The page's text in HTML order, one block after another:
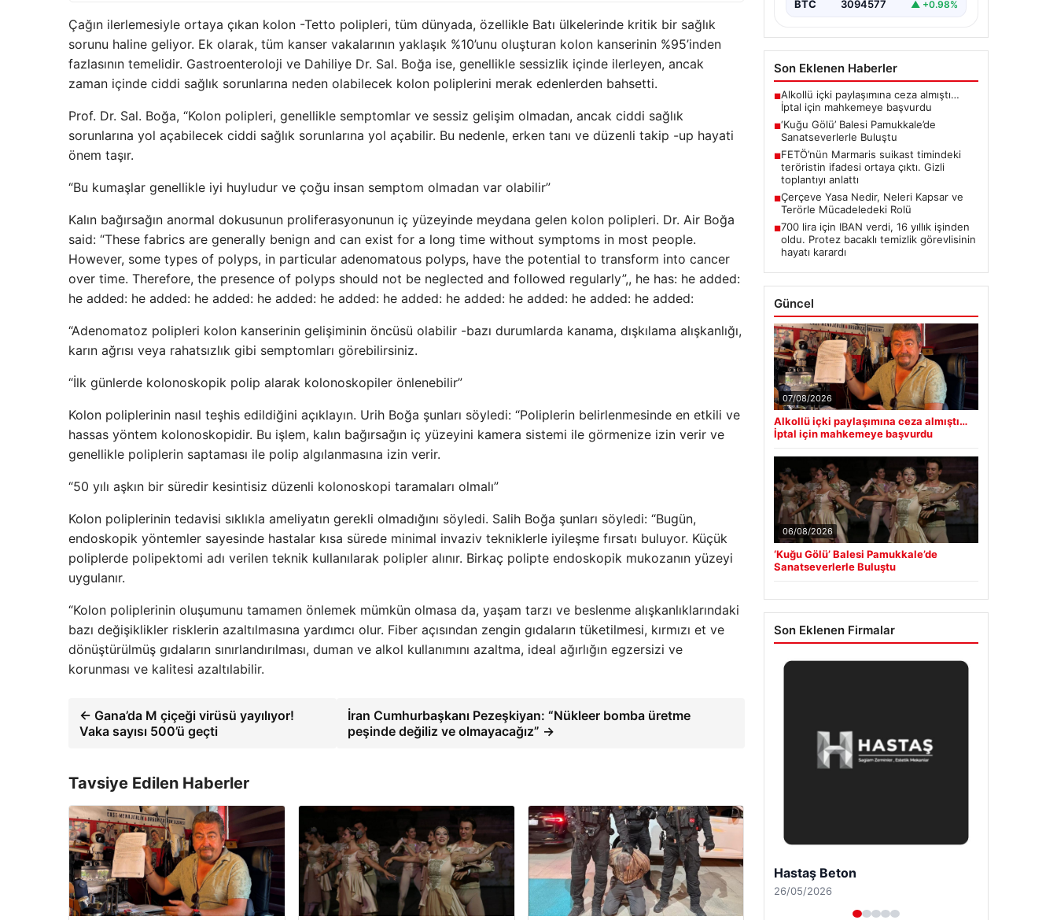
Çağın ilerlemesiyle ortaya çıkan kolon -Tetto polipleri, tüm dünyada, özellikle Batı ülkelerinde kritik bir sağlık
sorunu haline geliyor. Ek olarak, tüm kanser vakalarının yaklaşık %10’unu oluşturan kolon kanserinin %95’inden
fazlasının temelidir. Gastroenteroloji ve Dahiliye Dr. Sal. Boğa ise, genellikle sessizlik içinde ilerleyen, ancak
zaman içinde ciddi sağlık sorunlarına neden olabilecek kolon poliplerini merak edenlerden bahsetti.
Prof. Dr. Sal. Boğa, “Kolon polipleri, genellikle semptomlar ve sessiz gelişim olmadan, ancak ciddi sağlık
sorunlarına yol açabilecek ciddi sağlık sorunlarına yol açabilir. Bu nedenle, erken tanı ve düzenli takip -up hayati
önem taşır.
“Bu kumaşlar genellikle iyi huyludur ve çoğu insan semptom olmadan var olabilir”
Kalın bağırsağın anormal dokusunun proliferasyonunun iç yüzeyinde meydana gelen kolon polipleri. Dr. Air Boğa
said: “These fabrics are generally benign and can exist for a long time without symptoms in most people.
However, some types of polyps, in particular adenomatous polyps, have the potential to transform into cancer
over time. Therefore, the presence of polyps should not be neglected and followed regularly”,, he has: he added:
he added: he added: he added: he added: he added: he added: he added: he added: he added: he added:
“Adenomatoz polipleri kolon kanserinin gelişiminin öncüsü olabilir -bazı durumlarda kanama, dışkılama alışkanlığı,
karın ağrısı veya rahatsızlık gibi semptomları görebilirsiniz.
“İlk günlerde kolonoskopik polip alarak kolonoskopiler önlenebilir”
Kolon poliplerinin nasıl teşhis edildiğini açıklayın. Urih Boğa şunları söyledi: “Poliplerin belirlenmesinde en etkili ve
hassas yöntem kolonoskopidir. Bu işlem, kalın bağırsağın iç yüzeyini kamera sistemi ile görmenize izin verir ve
genellikle poliplerin saptaması ile polip algılanmasına izin verir.
“50 yılı aşkın bir süredir kesintisiz düzenli kolonoskopi taramaları olmalı”
Kolon poliplerinin tedavisi sıklıkla ameliyatın gerekli olmadığını söyledi. Salih Boğa şunları söyledi: “Bugün,
endoskopik yöntemler sayesinde hastalar kısa sürede minimal invaziv tekniklerle iyileşme fırsatı buluyor. Küçük
poliplerde polipektomi adı verilen teknik kullanılarak polipler alınır. Birkaç polipte endoskopik mukozanın yüzeyi
uygulanır.
“Kolon poliplerinin oluşumunu tamamen önlemek mümkün olmasa da, yaşam tarzı ve beslenme alışkanlıklarındaki
bazı değişiklikler risklerin azaltılmasına yardımcı olur. Fiber açısından zengin gıdaların tüketilmesi, kırmızı et ve
dönüştürülmüş gıdaların sınırlandırılması, duman ve alkol kullanımını azaltma, ideal ağırlığın egzersizi ve
korunması ve kalitesi azaltılabilir.
← Gana’da M çiçeği virüsü yayılıyor!
Vaka sayısı 500’ü geçti
İran Cumhurbaşkanı Pezeşkiyan: “Nükleer bomba üretme
peşinde değiliz ve olmayacağız” →
Tavsiye Edilen Haberler
BTC 3094577 ▲ +0.98%
Son Eklenen Haberler
■Alkollü içki paylaşımına ceza almıştı…
İptal için mahkemeye başvurdu
■‘Kuğu Gölü’ Balesi Pamukkale’de
Sanatseverlerle Buluştu
■FETÖ’nün Marmaris suikast timindeki
teröristin ifadesi ortaya çıktı. Gizli
toplantıyı anlattı
■Çerçeve Yasa Nedir, Neleri Kapsar ve
Terörle Mücadeledeki Rolü
■700 lira için IBAN verdi, 16 yıllık işinden
oldu. Protez bacaklı temizlik görevlisinin
hayatı karardı
Güncel
07/08/2026
Alkollü içki paylaşımına ceza almıştı…
İptal için mahkemeye başvurdu
06/08/2026
‘Kuğu Gölü’ Balesi Pamukkale’de
Sanatseverlerle Buluştu
Son Eklenen Firmalar
Enes Kaplan Avukatlık Bürosu
28/04/2026